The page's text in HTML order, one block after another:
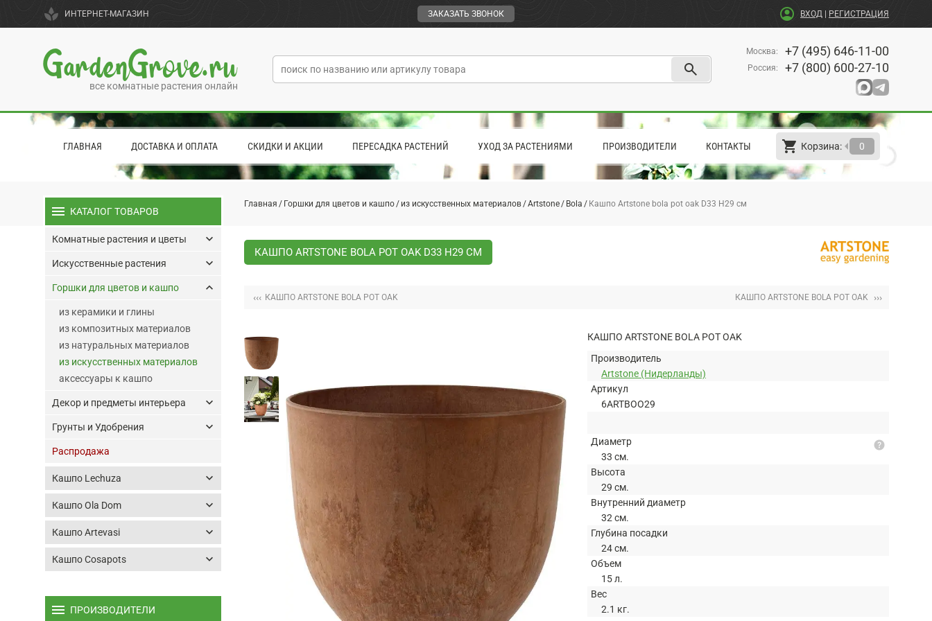
spa ИНТЕРНЕТ-МАГАЗИН ЗАКАЗАТЬ ЗВОНОК account_circle ВХОД РЕГИСТРАЦИЯ
GardenGrove.ru
все комнатные растения онлайн
search
Москва: +7 (495) 646-11-00
Россия: +7 (800) 600-27-10
ГЛАВНАЯ ДОСТАВКА И ОПЛАТА СКИДКИ И АКЦИИ ПЕРЕСАДКА РАСТЕНИЙ УХОД ЗА РАСТЕНИЯМИ ПРОИЗВОДИТЕЛИ КОНТАКТЫ shopping_cart Корзина: 0
arrow_left
Главная Горшки для цветов и кашпо из искусственных материалов Artstone Bola Кашпо Artstone bola pot oak D33 H29 см
КАШПО ARTSTONE BOLA POT OAK D33 H29 СМ
‹‹‹ КАШПО ARTSTONE BOLA POT OAK КАШПО ARTSTONE BOLA POT OAK ›››
КАШПО ARTSTONE BOLA POT OAK
Производитель
Artstone (Нидерланды)
Артикул
6ARTBOO29
Диаметр
33 см.
Высота
29 см.
Внутренний диаметр
32 см.
Глубина посадки
24 см.
Объем
15 л.
Вес
2.1 кг.
help
menu КАТАЛОГ ТОВАРОВ
Комнатные растения и цветы keyboard_arrow_down
Искусственные растения keyboard_arrow_down
Горшки для цветов и кашпо keyboard_arrow_up
из керамики и глины
из композитных материалов
из натуральных материалов
из искусственных материалов
аксессуары к кашпо
Декор и предметы интерьера keyboard_arrow_down
Грунты и Удобрения keyboard_arrow_down
Распродажа
Кашпо Lechuza keyboard_arrow_down
Кашпо Ola Dom keyboard_arrow_down
Кашпо Artevasi keyboard_arrow_down
Кашпо Cosapots keyboard_arrow_down
menu ПРОИЗВОДИТЕЛИ